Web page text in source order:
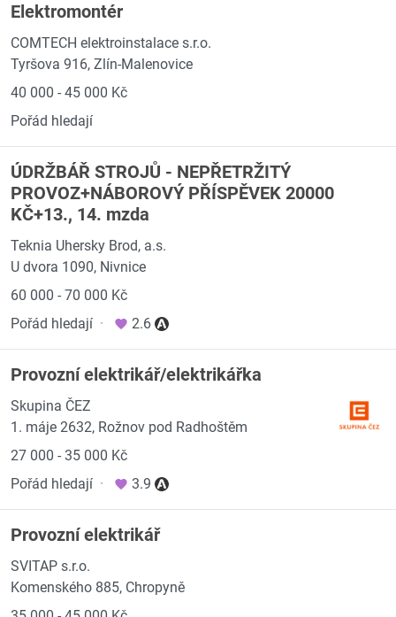
Elektromontér
COMTECH elektroinstalace s.r.o.
Tyršova 916, Zlín-Malenovice
40 000 - 45 000 Kč
Pořád hledají
ÚDRŽBÁŘ STROJŮ - NEPŘETRŽITÝ
PROVOZ+NÁBOROVÝ PŘÍSPĚVEK 20000
KČ+13., 14. mzda
Teknia Uhersky Brod, a.s.
U dvora 1090, Nivnice
60 000 - 70 000 Kč
Pořád hledají · 2.6
Provozní elektrikář/elektrikářka
Skupina ČEZ
1. máje 2632, Rožnov pod Radhoštěm
27 000 - 35 000 Kč
Pořád hledají · 3.9
Provozní elektrikář
SVITAP s.r.o.
Komenského 885, Chropyně